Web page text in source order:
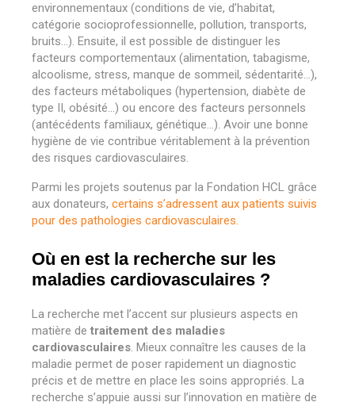
environnementaux (conditions de vie, d’habitat,
catégorie socioprofessionnelle, pollution, transports,
bruits…). Ensuite, il est possible de distinguer les
facteurs comportementaux (alimentation, tabagisme,
alcoolisme, stress, manque de sommeil, sédentarité…),
des facteurs métaboliques (hypertension, diabète de
type II, obésité…) ou encore des facteurs personnels
(antécédents familiaux, génétique…). Avoir une bonne
hygiène de vie contribue véritablement à la prévention
des risques cardiovasculaires.
Parmi les projets soutenus par la Fondation HCL grâce
aux donateurs, certains s’adressent aux patients suivis
pour des pathologies cardiovasculaires.
Où en est la recherche sur les
maladies cardiovasculaires ?
La recherche met l’accent sur plusieurs aspects en
matière de traitement des maladies
cardiovasculaires. Mieux connaître les causes de la
maladie permet de poser rapidement un diagnostic
précis et de mettre en place les soins appropriés. La
recherche s’appuie aussi sur l’innovation en matière de